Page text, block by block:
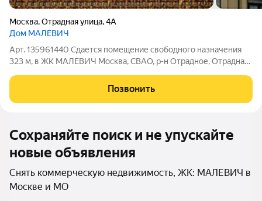
Москва,Отрадная улица,4А
Дом МАЛЕВИЧ
Арт. 135961440 Сдается помещение свободного назначения
323 м, в ЖК МАЛЕВИЧ Москва, СВАО, р-н Отрадное, Отрадная
Метро: Отрадное (10 мин.), Владыкино (23 мин.), Ботанический
сад (5 мин.) Аренда
Позвонить
Сохраняйте поиск и не упускайте
новые объявления
Снять коммерческую недвижимость, ЖК: МАЛЕВИЧ в
Москве и МО